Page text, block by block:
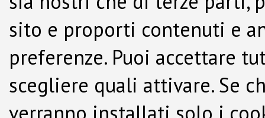
sito e proporti contenuti e
preferenze. Puoi accettare
scegliere quali attivare. Se
verranno installati solo i